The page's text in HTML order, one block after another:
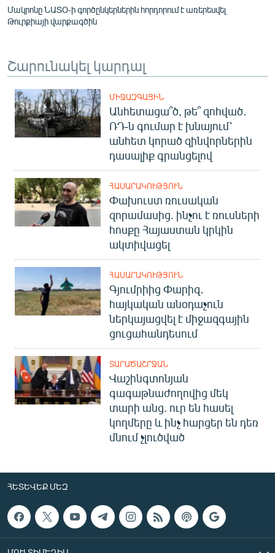
Մակրոնը ՆԱՏՕ-ի գործընկերներին հորդորում է առերեսվել
Թուրքիայի վարքագծին
Շարունակել կարդալ
ՄԻՋԱԶԳԱՅԻՆ
Անհետացա՞ծ, թե՞ զոհված․
ՌԴ-ն գումար է խնայում՝
անհետ կորած զինվորներին
դասալիք գրանցելով
ՀԱՍԱՐԱԿՈՒԹՅՈՒՆ
Փախուստ ռուսական
զորամասից. ինչու է ռուսների
հոսքը Հայաստան կրկին
ակտիվացել
ՀԱՍԱՐԱԿՈՒԹՅՈՒՆ
Գյումրիից Փարիզ․
հայկական անօդաչուն
ներկայացվել է միջազգային
ցուցահանդեսում
ՏԱՐԱԾԱՇՐՋԱՆ
Վաշինգտոնյան
գագաթնաժողովից մեկ
տարի անց. ուր են հասել
կողմերը և ինչ հարցեր են դեռ
մնում չլուծված
ՀԵՏԵՎԵՔ ՄԵԶ